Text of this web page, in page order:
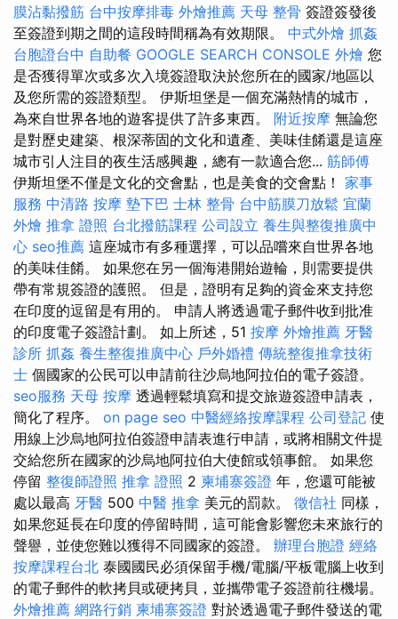
膜沾黏撥筋 台中按摩排毒 外燴推薦 天母 整骨 簽證簽發後
至簽證到期之間的這段時間稱為有效期限。 中式外燴 抓姦
台胞證台中 自助餐 GOOGLE SEARCH CONSOLE 外燴 您
是否獲得單次或多次入境簽證取決於您所在的國家/地區以
及您所需的簽證類型。 伊斯坦堡是一個充滿熱情的城市，
為來自世界各地的遊客提供了許多東西。 附近按摩 無論您
是對歷史建築、根深蒂固的文化和遺產、美味佳餚還是這座
城市引人​​注目的夜生活感興趣，總有一款適合您... 筋師傅
伊斯坦堡不僅是文化的交會點，也是美食的交會點！ 家事
服務 中清路 按摩 墊下巴 士林 整骨 台中筋膜刀放鬆 宜蘭
外燴 推拿 證照 台北撥筋課程 公司設立 養生與整復推廣中
心 seo推薦 這座城市有多種選擇，可以品嚐來自世界各地
的美味佳餚。 如果您在另一個海港開始遊輪，則需要提供
帶有常規簽證的護照。 但是，證明有足夠的資金來支持您
在印度的逗留是有用的。 申請人將透過電子郵件收到批准
的印度電子簽證計劃。 如上所述，51 按摩 外燴推薦 牙醫
診所 抓姦 養生整復推廣中心 戶外婚禮 傳統整復推拿技術
士 個國家的公民可以申請前往沙烏地阿拉伯的電子簽證。
seo服務 天母 按摩 透過輕鬆填寫和提交旅遊簽證申請表，
簡化了程序。 on page seo 中醫經絡按摩課程 公司登記 使
用線上沙烏地阿拉伯簽證申請表進行申請，或將相關文件提
交給您所在國家的沙烏地阿拉伯大使館或領事館。 如果您
停留 整復師證照 推拿 證照 2 柬埔寨簽證 年，您還可能被
處以最高 牙醫 500 中醫 推拿 美元的罰款。 徵信社 同樣，
如果您延長在印度的停留時間，這可能會影響您未來旅行的
聲譽，並使您難以獲得不同國家的簽證。 辦理台胞證 經絡
按摩課程台北 泰國國民必須保留手機/電腦/平板電腦上收到
的電子郵件的軟拷貝或硬拷貝，並攜帶電子簽證前往機場。
外燴推薦 網路行銷 柬埔寨簽證 對於透過電子郵件發送的電